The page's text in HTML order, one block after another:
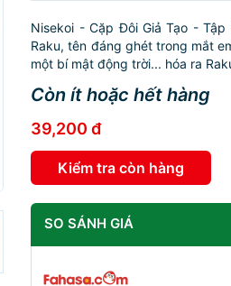
Nisekoi - Cặp Đôi Giả Tạo -
Raku, tên đáng ghét trong mắt
một bí mật động trời... hóa ra
Còn ít hoặc hết hàng
39,200 đ
Kiểm tra còn hàng
SO SÁNH GIÁ